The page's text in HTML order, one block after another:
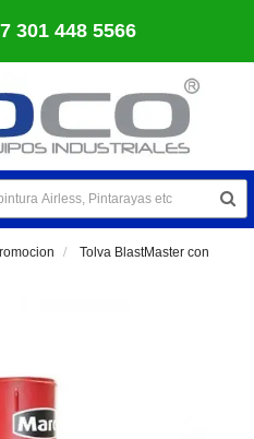
301 448 5566
>
Tolva BlastMaster con